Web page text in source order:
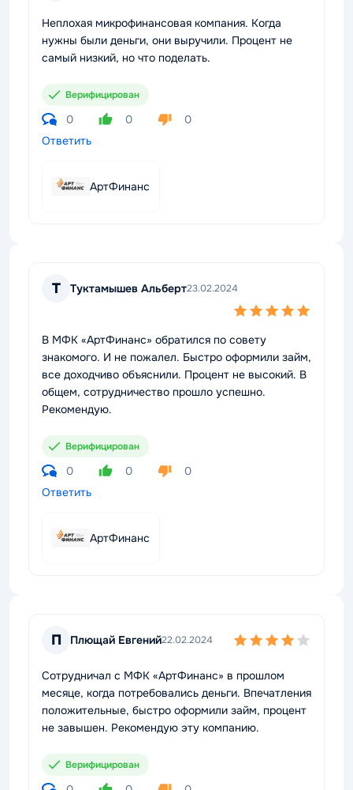
Неплохая микрофинансовая компания. Когда
нужны были деньги, они выручили. Процент не
самый низкий, но что поделать.
Верифицирован
0 0
0
Ответить
АртФинанс
Т Туктамышев Альберт23.02.2024
В МФК «АртФинанс» обратился по совету
знакомого. И не пожалел. Быстро оформили займ,
все доходчиво объяснили. Процент не высокий. В
общем, сотрудничество прошло успешно.
Рекомендую.
Верифицирован
0 0
0
Ответить
АртФинанс
П Плющай Евгений22.02.2024
Сотрудничал с МФК «АртФинанс» в прошлом
месяце, когда потребовались деньги. Впечатления
положительные, быстро оформили займ, процент
не завышен. Рекомендую эту компанию.
Верифицирован